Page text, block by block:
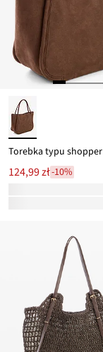
124,99 zł-10%